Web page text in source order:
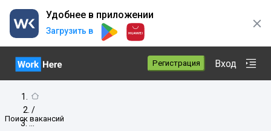
Удобнее в приложении
Загрузить в
Регистрация Вход
/
Поиск вакансий